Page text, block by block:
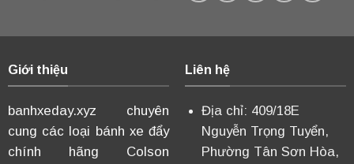
Giới thiệu
banhxeday.xyz chuyên
cung các loại bánh xe đẩy
chính hãng Colson
Liên hệ
Địa chỉ: 409/18E
Nguyễn Trọng Tuyển,
Phường Tân Sơn Hòa,